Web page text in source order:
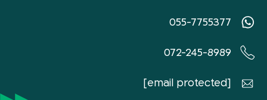
055-7755377
072-245-8989
[email protected]